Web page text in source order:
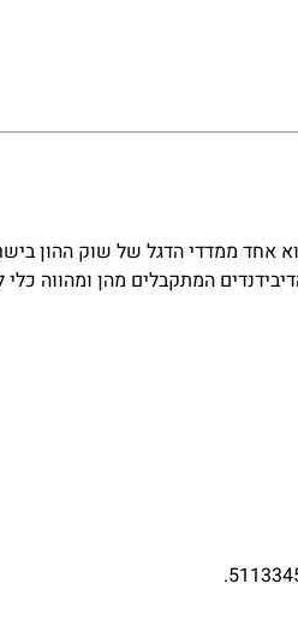
הישראלי. המדד הוא אחד ממדדי הדגל של שוק
המתקבלים מהן ומהווה